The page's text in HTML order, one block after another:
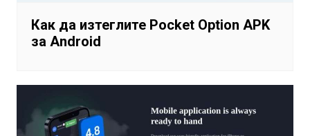
Как да изтеглите Pocket Option APK
за Android